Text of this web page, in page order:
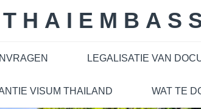
LEGALISATIE VAN
VISUM THAILAND WAT TE